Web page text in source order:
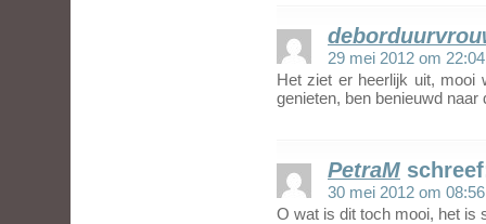
29 mei 2012 om 22:04
Het ziet er heerlijk uit, mooi
genieten, ben benieuwd naar
PetraM
30 mei 2012 om 08:56
O wat is dit toch mooi, het is